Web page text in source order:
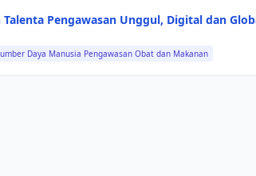
Pengawasan Unggul, Digital dan
Daya Manusia Pengawasan Obat dan Makanan